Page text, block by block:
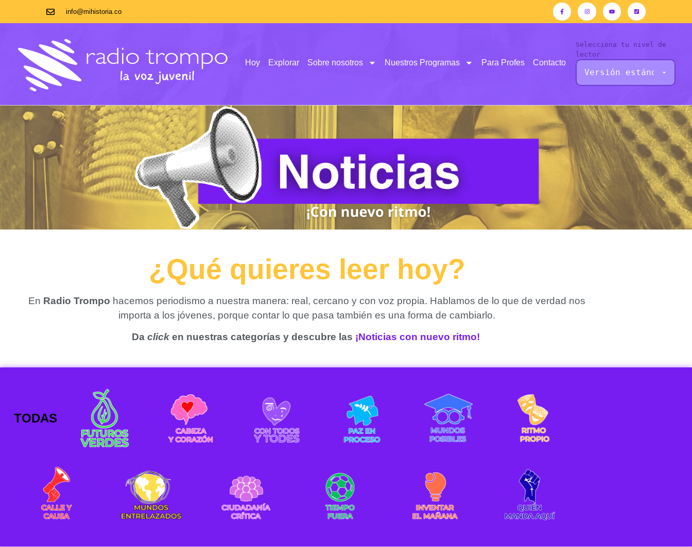
info@mihistoria.co
Hoy Explorar Sobre nosotros Nuestros Programas Para Profes Contacto
Selecciona tu nivel de
lector
¿Qué quieres leer hoy?
En Radio Trompo hacemos periodismo a nuestra manera: real, cercano y con voz propia. Hablamos de lo que de verdad nos
importa a los jóvenes, porque contar lo que pasa también es una forma de cambiarlo.
Da clicken nuestras categorías y descubre las ¡Noticias con nuevo ritmo!
TODAS